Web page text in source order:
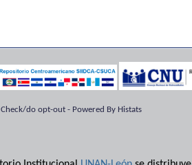
do opt-out - Powered By Histats